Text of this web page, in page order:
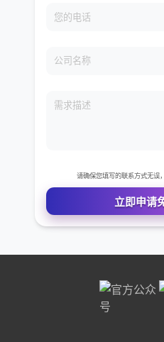
公司名称